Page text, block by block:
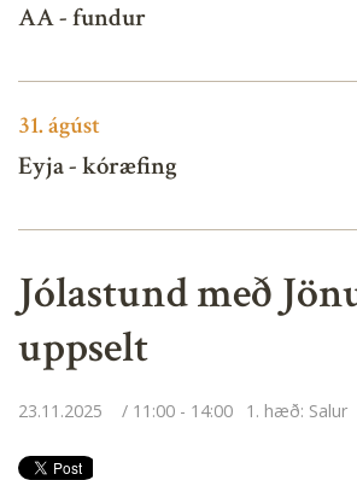
AA - fundur
31.ágúst
Eyja - kóræfing
Jólastund með
uppselt
23.11.2025 11:00 - 14:00 1. hæð: Salur